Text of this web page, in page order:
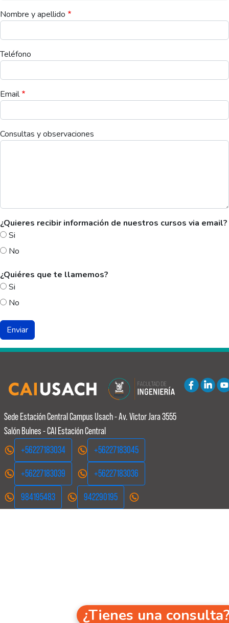
Nombre y apellido
Teléfono
Email
Consultas y observaciones
¿Quieres recibir información de nuestros cursos via email?
Si
No
¿Quiéres que te llamemos?
Si
No
Sede Estación Central Campus Usach - Av. Victor Jara 3555
Salón Bulnes - CAI Estación Central
+56227183034
+56227183045
+56227183039 +56227183036
984195483 942290195
¿Tienes una